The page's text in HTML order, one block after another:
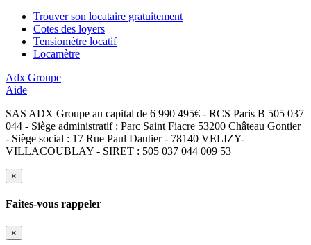
Trouver son locataire gratuitement
Cotes des loyers
Tensiomètre locatif
Locamètre
Adx Groupe
Aide
SAS ADX Groupe au capital de 6 990 495€ - RCS Paris B 505 037
044 - Siège administratif : Parc Saint Fiacre 53200 Château Gontier
- Siège social : 17 Rue Paul Dautier - 78140 VELIZY-
VILLACOUBLAY - SIRET : 505 037 044 009 53
×
Faites-vous rappeler
×